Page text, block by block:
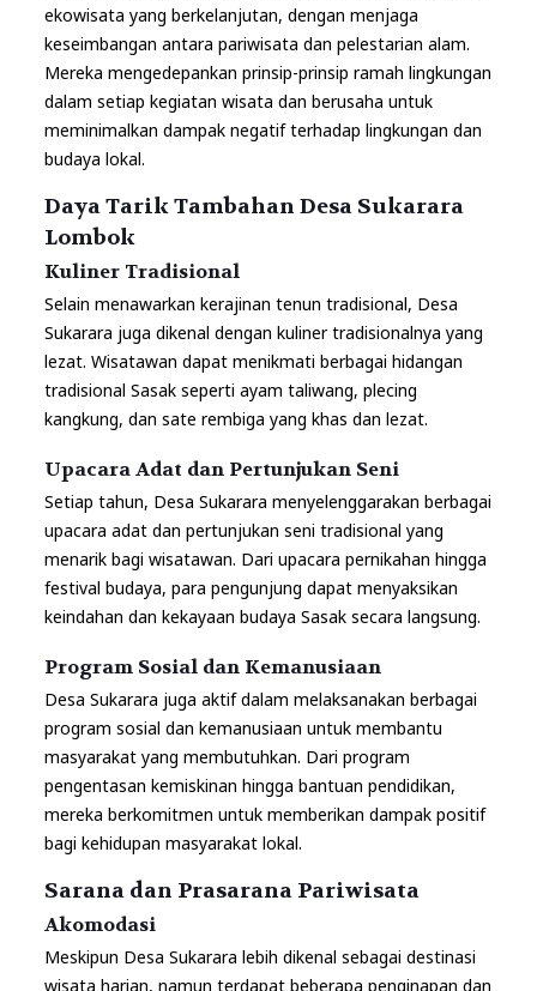
ekowisata yang berkelanjutan, dengan menjaga
keseimbangan antara pariwisata dan pelestarian alam.
Mereka mengedepankan prinsip-prinsip ramah lingkungan
dalam setiap kegiatan wisata dan berusaha untuk
meminimalkan dampak negatif terhadap lingkungan dan
budaya lokal.
Daya Tarik Tambahan Desa Sukarara
Lombok
Kuliner Tradisional
Selain menawarkan kerajinan tenun tradisional, Desa
Sukarara juga dikenal dengan kuliner tradisionalnya yang
lezat. Wisatawan dapat menikmati berbagai hidangan
tradisional Sasak seperti ayam taliwang, plecing
kangkung, dan sate rembiga yang khas dan lezat.
Upacara Adat dan Pertunjukan Seni
Setiap tahun, Desa Sukarara menyelenggarakan berbagai
upacara adat dan pertunjukan seni tradisional yang
menarik bagi wisatawan. Dari upacara pernikahan hingga
festival budaya, para pengunjung dapat menyaksikan
keindahan dan kekayaan budaya Sasak secara langsung.
Program Sosial dan Kemanusiaan
Desa Sukarara juga aktif dalam melaksanakan berbagai
program sosial dan kemanusiaan untuk membantu
masyarakat yang membutuhkan. Dari program
pengentasan kemiskinan hingga bantuan pendidikan,
mereka berkomitmen untuk memberikan dampak positif
bagi kehidupan masyarakat lokal.
Sarana dan Prasarana Pariwisata
Akomodasi
Meskipun Desa Sukarara lebih dikenal sebagai destinasi
wisata harian, namun terdapat beberapa penginapan dan